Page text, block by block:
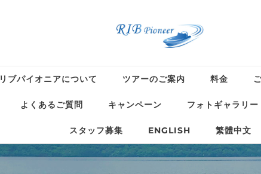
リブパイオニアについて ツアーのご案内 料金
よくあるご質問 キャンペーン フォトギャラリー
スタッフ募集 ENGLISH 繁體中文